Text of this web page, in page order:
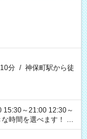
分 / 神保町駅から徒
15:30～21:00 12:30～